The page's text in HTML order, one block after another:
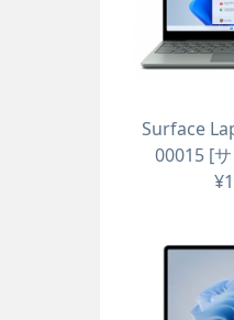
Surface
00015 [